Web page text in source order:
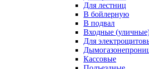
Для лестниц
В бойлерную
В подвал
Входные
Для
Кассовые